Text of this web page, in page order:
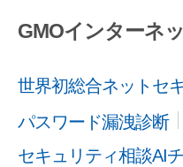
GMOインターネ
世界初総合ネットセ
パスワード漏洩診断
セキュリティ相談AI